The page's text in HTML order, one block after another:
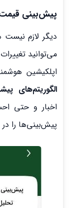
پیش‌بینی قیمت دلار با ساد۲۴
دیگر لازم نیست
می‌توانید
اپلکیشین هوشمند ساد۲۴
الگوریتم‌های
اخبار و حتی
پیش‌بینی‌ها را در